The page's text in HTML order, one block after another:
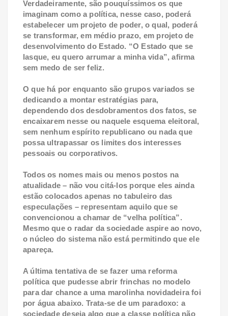
Verdadeiramente, são pouquíssimos os que
imaginam como a política, nesse caso, poderá
estabelecer um projeto de poder, o qual, poderá
se transformar, em médio prazo, em projeto de
desenvolvimento do Estado. “O Estado que se
lasque, eu quero arrumar a minha vida”, afirma
sem medo de ser feliz.
O que há por enquanto são grupos variados se
dedicando a montar estratégias para,
dependendo dos desdobramentos dos fatos, se
encaixarem nesse ou naquele esquema eleitoral,
sem nenhum espírito republicano ou nada que
possa ultrapassar os limites dos interesses
pessoais ou corporativos.
Todos os nomes mais ou menos postos na
atualidade – não vou citá-los porque eles ainda
estão colocados apenas no tabuleiro das
especulações – representam aquilo que se
convencionou a chamar de “velha política”.
Mesmo que o radar da sociedade aspire ao novo,
o núcleo do sistema não está permitindo que ele
apareça.
A última tentativa de se fazer uma reforma
política que pudesse abrir frinchas no modelo
para dar chance a uma marolinha novidadeira foi
por água abaixo. Trata-se de um paradoxo: a
sociedade deseja algo que a classe política não